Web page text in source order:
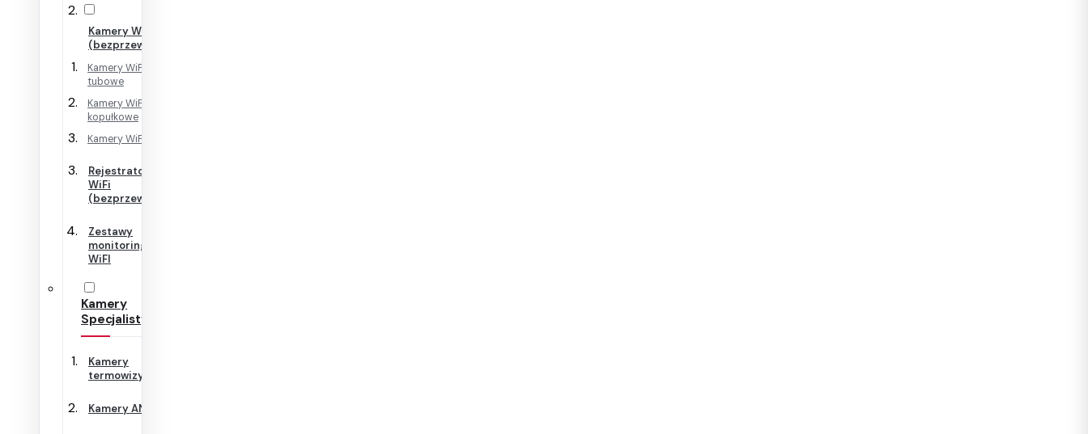
Kamery WiFi
(bezprzewodowe)
Kamery WiFi
tubowe
Kamery WiFi
kopułkowe
Kamery WiFi Cube
Rejestratory
WiFi
(bezprzewodowe)
Zestawy
monitoringu
WiFI
Kamery
Specjalistyczne
Kamery
termowizyjne
Kamery ANPR